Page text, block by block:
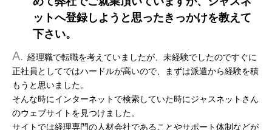
ットへ登録しようと思ったきっかけを教えて
下さい。
A. 経理職で転職を考えていましたが、未経験でしたのですぐに
正社員としてではハードルが高いので、まずは派遣から経験を積
もうと思いました。
そんな時にインターネットで検索していた時にジャスネットさん
のウェブサイトを見つけました。
サイトでは経理専門の人材会社であることやサポート体制などが